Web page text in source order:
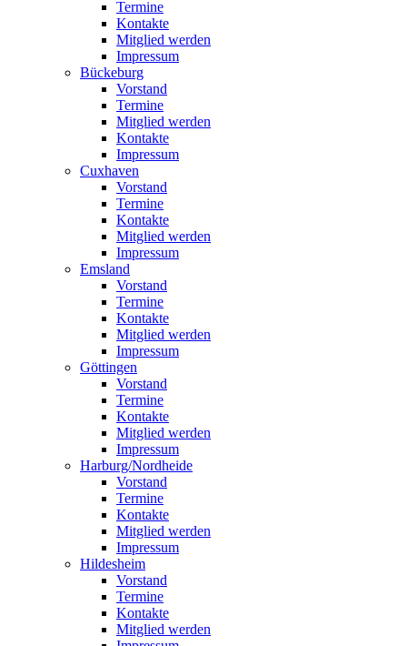
Termine
Kontakte
Mitglied werden
Impressum
Bückeburg
Vorstand
Termine
Mitglied werden
Kontakte
Impressum
Cuxhaven
Vorstand
Termine
Kontakte
Mitglied werden
Impressum
Emsland
Vorstand
Termine
Kontakte
Mitglied werden
Impressum
Göttingen
Vorstand
Termine
Kontakte
Mitglied werden
Impressum
Harburg/Nordheide
Vorstand
Termine
Kontakte
Mitglied werden
Impressum
Hildesheim
Vorstand
Termine
Kontakte
Mitglied werden